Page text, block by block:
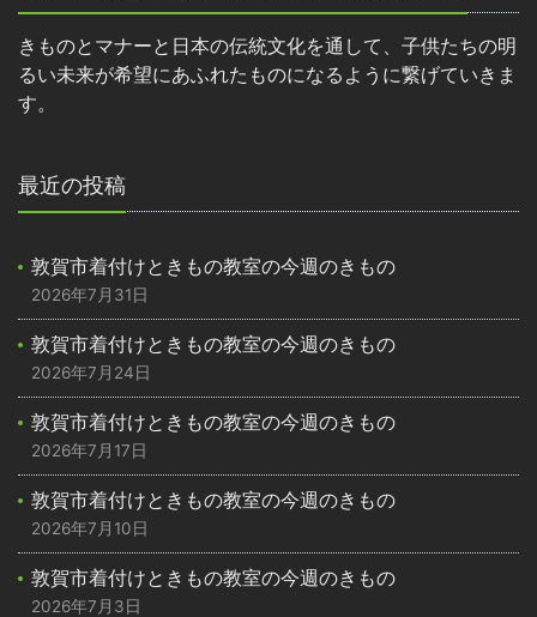
きものとマナーと日本の伝統文化を通して、子供たちの明
るい未来が希望にあふれたものになるように繋げていきま
す。
最近の投稿
敦賀市着付けときもの教室の今週のきもの
2026年7月31日
敦賀市着付けときもの教室の今週のきもの
2026年7月24日
敦賀市着付けときもの教室の今週のきもの
2026年7月17日
敦賀市着付けときもの教室の今週のきもの
2026年7月10日
敦賀市着付けときもの教室の今週のきもの
2026年7月3日